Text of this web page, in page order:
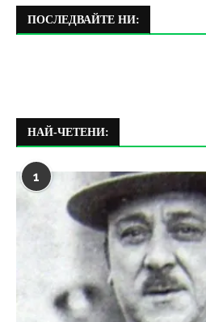
ПОСЛЕДВАЙТЕ НИ:
НАЙ-ЧЕТЕНИ:
1